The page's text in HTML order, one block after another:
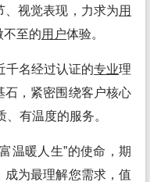
、视觉表现，力求为用
不至的用户体验。
千名经过认证的专业理
石，紧密围绕客户核心
有温度的服务。
温暖人生”的使命，期
成为最理解您需求，值